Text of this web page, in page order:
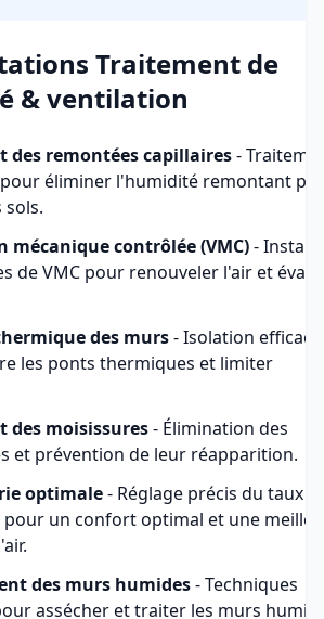
Traitement de
& ventilation
des remontées capillaires-
éliminer l'humidité remontant
sols.
mécanique contrôlée (VMC)-
de VMC pour renouveler l'air et
des murs- Isolation efficace
les ponts thermiques et limiter
des moisissures- Élimination des
et prévention de leur réapparition.
optimale- Réglage précis du taux
un confort optimal et une
des murs humides- Techniques
assécher et traiter les murs